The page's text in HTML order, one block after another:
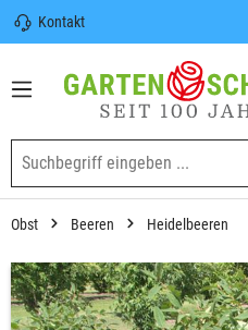
springen
Kontakt
Sicherer Versand |
(DE) ab 100€
Garten-Schlüter Anwachsgarantie
Obst Beeren Heidelbeeren